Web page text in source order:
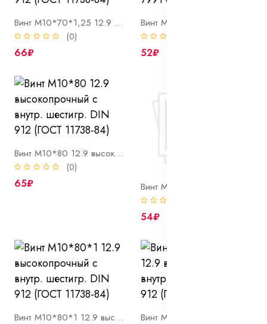
Винт М10*70*1,25 12.9 высокопрочный с внутр. шестигр. DIN 912 (ГОСТ 11738-84)
(0)
66₽ 52₽
Винт М10*80 12.9 высокопрочный с внутр. шестигр. DIN 912 (ГОСТ 11738-84)
(0)
65₽
54₽
Винт М10*80*1 12.9 высокопрочный с внутр. шестигр. DIN 912 (ГОСТ 11738-84)